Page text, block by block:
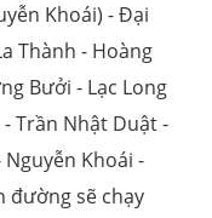
Khoái) - Đại
Thành - Hoàng
Bưởi - Lạc Long
- Trần Nhật Duật -
Khoái -
đường sẽ chạy